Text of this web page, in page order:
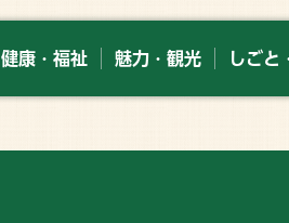
健康・福祉 魅力・観光 しごと